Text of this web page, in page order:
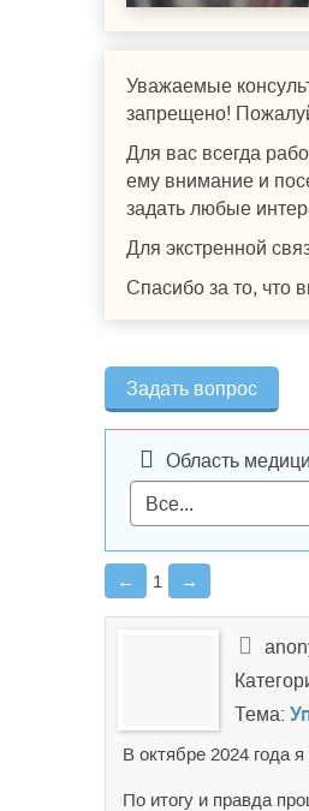
Уважаемые
запрещено!
Для вас всегда
ему внимание и
задать любые
Для экстренной
Спасибо за то, что
Задать вопрос
Область
← 1 →
Тема:
В октябре 2024 года
По итогу и правда